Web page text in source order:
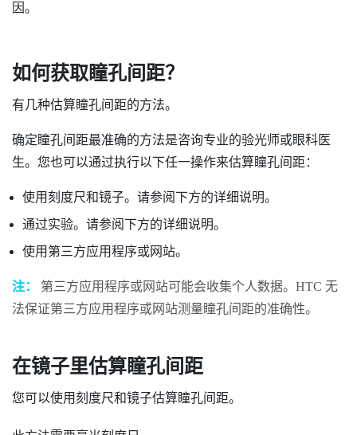
因。
如何获取瞳孔间距？
有几种估算瞳孔间距的方法。
确定瞳孔间距最准确的方法是咨询专业的验光师或眼科医
生。您也可以通过执行以下任一操作来估算瞳孔间距：
使用刻度尺和镜子。请参阅下方的详细说明。
通过实验。请参阅下方的详细说明。
使用第三方应用程序或网站。
注：
第三方应用程序或网站可能会收集个人数据。HTC 无
法保证第三方应用程序或网站测量瞳孔间距的准确性。
在镜子里估算瞳孔间距
您可以使用刻度尺和镜子估算瞳孔间距。